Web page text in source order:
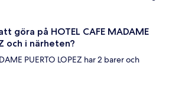
göra på HOTEL CAFE MADAME
och i närheten?
PUERTO LOPEZ har 2 barer och